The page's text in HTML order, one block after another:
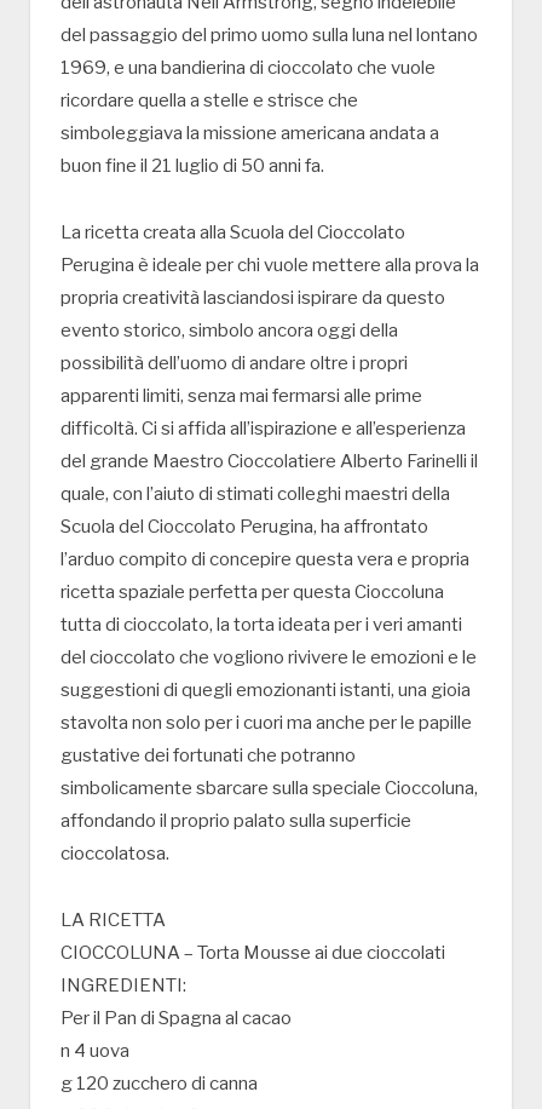
del passaggio del primo uomo sulla luna nel lontano
1969, e una bandierina di cioccolato che vuole
ricordare quella a stelle e strisce che
simboleggiava la missione americana andata a
buon fine il 21 luglio di 50 anni fa.
La ricetta creata alla Scuola del Cioccolato
Perugina è ideale per chi vuole mettere alla prova la
propria creatività lasciandosi ispirare da questo
evento storico, simbolo ancora oggi della
possibilità dell’uomo di andare oltre i propri
apparenti limiti, senza mai fermarsi alle prime
difficoltà. Ci si affida all’ispirazione e all’esperienza
del grande Maestro Cioccolatiere Alberto Farinelli il
quale, con l’aiuto di stimati colleghi maestri della
Scuola del Cioccolato Perugina, ha affrontato
l’arduo compito di concepire questa vera e propria
ricetta spaziale perfetta per questa Cioccoluna
tutta di cioccolato, la torta ideata per i veri amanti
del cioccolato che vogliono rivivere le emozioni e le
suggestioni di quegli emozionanti istanti, una gioia
stavolta non solo per i cuori ma anche per le papille
gustative dei fortunati che potranno
simbolicamente sbarcare sulla speciale Cioccoluna,
affondando il proprio palato sulla superficie
cioccolatosa.
LA RICETTA
CIOCCOLUNA – Torta Mousse ai due cioccolati
INGREDIENTI:
Per il Pan di Spagna al cacao
n 4 uova
g 120 zucchero di canna